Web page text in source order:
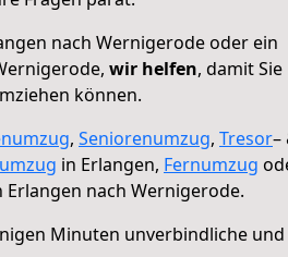
nach Wernigerode oder ein
wir helfen, damit Sie
können.
, Seniorenumzug, Tresor–
in Erlangen, Fernumzug
Erlangen nach Wernigerode.
Minuten unverbindliche und